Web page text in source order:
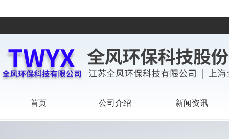
首页 公司介绍 新闻资讯